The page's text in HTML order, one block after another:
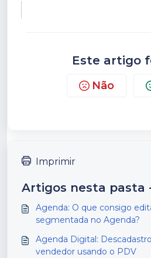
Este artigo
Não
Imprimir
Artigos nesta pasta
Agenda: O que consigo
segmentada no Agenda?
Agenda Digital:
vendedor usando o PDV